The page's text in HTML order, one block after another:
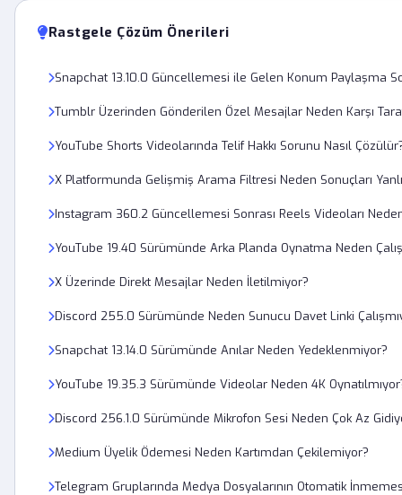
Rastgele Çözüm Önerileri
Snapchat 13.10.0 Güncellemesi ile Gelen Konum Paylaşma
Tumblr Üzerinden Gönderilen Özel Mesajlar Neden Karşı
YouTube Shorts Videolarında Telif Hakkı Sorunu Nasıl
X Platformunda Gelişmiş Arama Filtresi Neden Sonuçları
Instagram 360.2 Güncellemesi Sonrası Reels Videoları
YouTube 19.40 Sürümünde Arka Planda Oynatma Neden
X Üzerinde Direkt Mesajlar Neden İletilmiyor?
Discord 255.0 Sürümünde Neden Sunucu Davet Linki
Snapchat 13.14.0 Sürümünde Anılar Neden Yedeklenmiyor?
YouTube 19.35.3 Sürümünde Videolar Neden 4K
Discord 256.1.0 Sürümünde Mikrofon Sesi Neden Çok Az
Medium Üyelik Ödemesi Neden Kartımdan Çekilemiyor?
Telegram Gruplarında Medya Dosyalarının Otomatik İnmemesi